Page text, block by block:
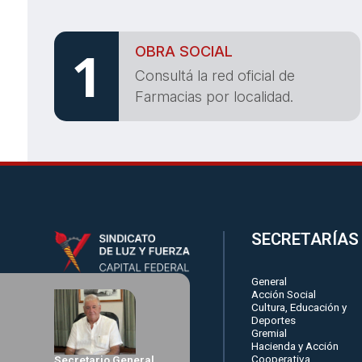
1
OBRA SOCIAL
Consultá la red oficial de
Farmacias por localidad.
SECRETARÍAS
General
Acción Social
Cultura, Educación y
Deportes
Gremial
Hacienda y Acción
Cooperativa